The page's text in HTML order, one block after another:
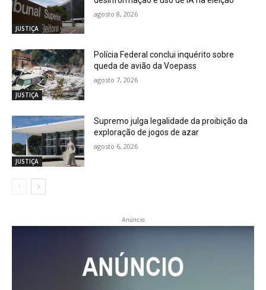
JUSTIÇA
agosto 8, 2026
JUSTIÇA
Polícia Federal conclui inquérito sobre
queda de avião da Voepass
agosto 7, 2026
JUSTIÇA
Supremo julga legalidade da proibição da
exploração de jogos de azar
agosto 6, 2026
Anúncio